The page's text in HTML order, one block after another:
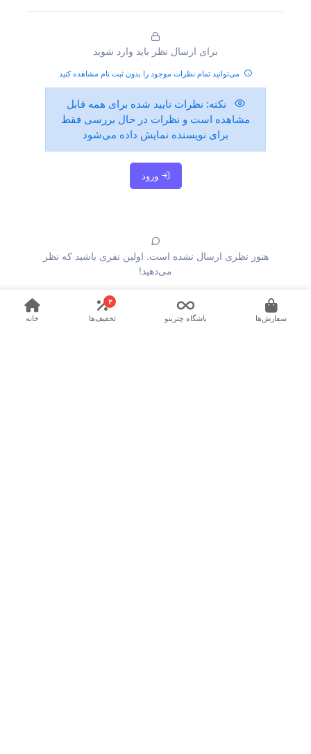
برای ارسال نظر باید وارد شوید
می‌توانید تمام نظرات موجود را بدون ثبت نام مشاهده کنید
نکته: نظرات تایید شده برای همه قابل
مشاهده است و نظرات در حال بررسی فقط
برای نویسنده نمایش داده می‌شود
ورود
هنوز نظری ارسال نشده است. اولین نفری باشید که نظر
می‌دهید!
سفارش‌ها باشگاه چترینو
۳
تخفیف‌ها خانه